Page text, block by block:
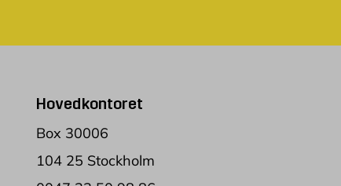
Hovedkontoret
Box 30006
104 25 Stockholm